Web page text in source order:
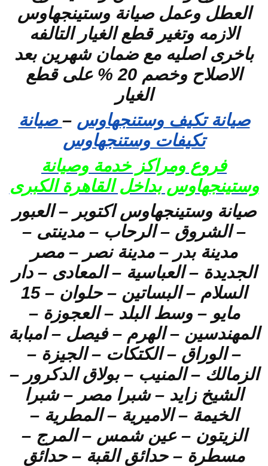
العطل وعمل صيانة وستينجهاوس
الازمه وتغير قطع الغيار التالفه
باخرى اصليه مع ضمان شهرين بعد
الاصلاح وخصم 20 % على قطع
الغيار
صيانة تكيف وستنجهاوس – صيانة
تكيفات وستنجهاوس
فروع ومراكز خدمة وصيانة
وستينجهاوس بداخل القاهرة الكبرى
صيانة وستينجهاوس اكتوبر – العبور
– الشروق – الرحاب – مدينتى –
مدينة بدر – مدينة نصر – مصر
الجديدة – العباسية – المعادى – دار
السلام – البساتين – حلوان – 15
مايو – وسط البلد – العجوزة –
المهندسين – الهرم – فيصل – امبابة
– الوراق – الكتكات – الجيزة –
الزمالك – المنيب – بولاق الدكرور –
الشيخ زايد – شبرا مصر – شبرا
الخيمة – الاميرية – المطرية –
الزيتون – عين شمس – المرج –
مسطرة – حدائق القبة – حدائق